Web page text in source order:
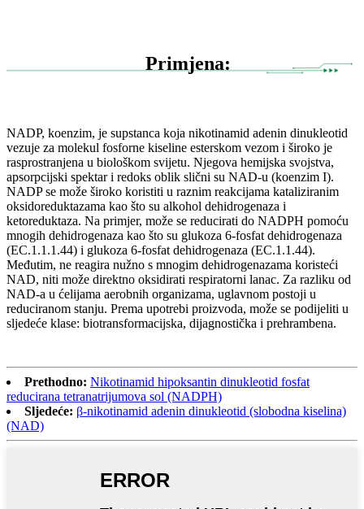
Primjena:
NADP, koenzim, je supstanca koja nikotinamid adenin dinukleotid
vezuje za molekul fosforne kiseline esterskom vezom i široko je
rasprostranjena u biološkom svijetu. Njegova hemijska svojstva,
apsorpcijski spektar i redoks oblik slični su NAD-u (koenzim I).
NADP se može široko koristiti u raznim reakcijama kataliziranim
oksidoreduktazama kao što su alkohol dehidrogenaza i
ketoreduktaza. Na primjer, može se reducirati do NADPH pomoću
mnogih dehidrogenaza kao što su glukoza 6-fosfat dehidrogenaza
(EC.1.1.1.44) i glukoza 6-fosfat dehidrogenaza (EC.1.1.44).
Međutim, ne reagira nužno s mnogim dehidrogenazama koristeći
NAD, niti može direktno oksidirati respiratorni lanac. Za razliku od
NAD-a u ćelijama aerobnih organizama, uglavnom postoji u
reduciranom stanju. Prema upotrebi proizvoda, može se podijeliti u
sljedeće klase: biotransformacijska, dijagnostička i prehrambena.
Prethodno: Nikotinamid hipoksantin dinukleotid fosfat
reducirana tetranatrijumova sol (NADPH)
Sljedeće: β-nikotinamid adenin dinukleotid (slobodna kiselina)
(NAD)